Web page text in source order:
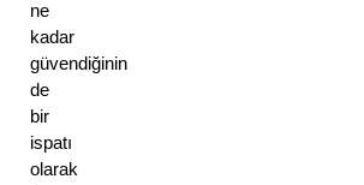
ne
kadar
güvendiğinin
de
bir
ispatı
olarak